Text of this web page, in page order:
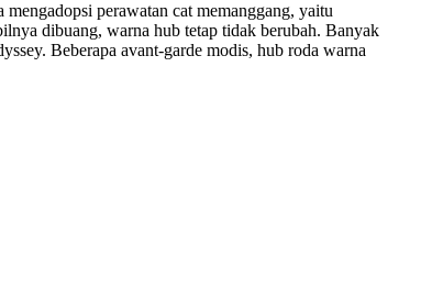
perawatan cat memanggang, yaitu
dibuang, warna hub tetap tidak berubah. Banyak
Beberapa avant-garde modis, hub roda warna